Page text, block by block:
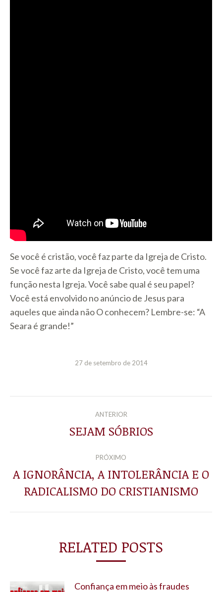
Se você é cristão, você faz parte da Igreja de Cristo.
Se você faz arte da Igreja de Cristo, você tem uma
função nesta Igreja. Você sabe qual é seu papel?
Você está envolvido no anúncio de Jesus para
aqueles que ainda não O conhecem? Lembre-se: “A
Seara é grande!”
27 de setembro de 2014
NAVEGAÇÃO
ANTERIOR
Post
SEJAM SÓBRIOS
PRÓXIMO
Próximo
post:
A IGNORÂNCIA, A INTOLERÂNCIA E O
RADICALISMO DO CRISTIANISMO
RELATED POSTS
Confiança em meio às fraudes